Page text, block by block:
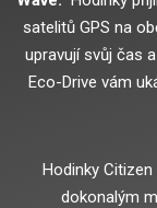
satelitů GPS na
upravují svůj čas
Eco-Drive vám
Hodinky
dokonalým